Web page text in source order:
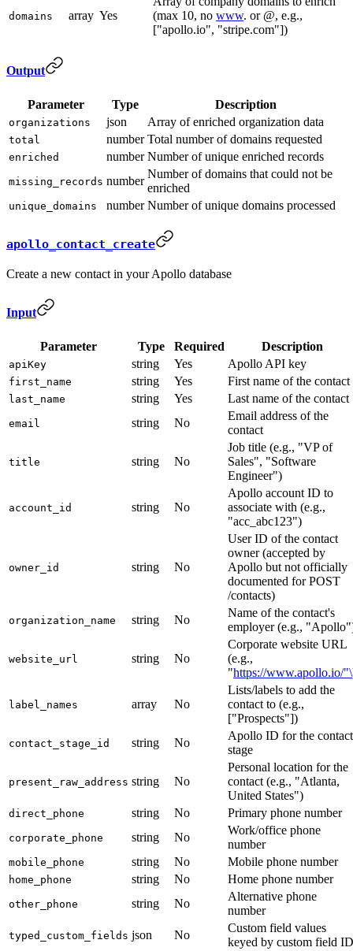
domains array Yes
(max 10, no www. or @, e.g.,
["apollo.io", "stripe.com"])
Output
Parameter Type Description
organizations json Array of enriched organization data
total number Total number of domains requested
enriched number Number of unique enriched records
missing_records number
Number of domains that could not be
enriched
unique_domains number Number of unique domains processed
apollo_contact_create
Create a new contact in your Apollo database
Input
Parameter Type Required Description
apiKey string Yes Apollo API key
first_name string Yes First name of the contact
last_name string Yes Last name of the contact
email string No
Email address of the
contact
title string No
Job title (e.g., "VP of
Sales", "Software
Engineer")
account_id string No
Apollo account ID to
associate with (e.g.,
"acc_abc123")
owner_id string No
User ID of the contact
owner (accepted by
Apollo but not officially
documented for POST
/contacts)
organization_name string No
Name of the contact's
employer (e.g.,
website_url string No
Corporate website URL
(e.g.,
"https://www.apollo.io/"\
label_names array No
Lists/labels to add the
contact to (e.g.,
["Prospects"])
contact_stage_id string No
Apollo ID for the contact
stage
present_raw_address string No
Personal location for the
contact (e.g., "Atlanta,
United States")
direct_phone string No Primary phone number
corporate_phone string No
Work/office phone
number
mobile_phone string No Mobile phone number
home_phone string No Home phone number
other_phone string No
Alternative phone
number
typed_custom_fields json No
Custom field values
keyed by custom field ID